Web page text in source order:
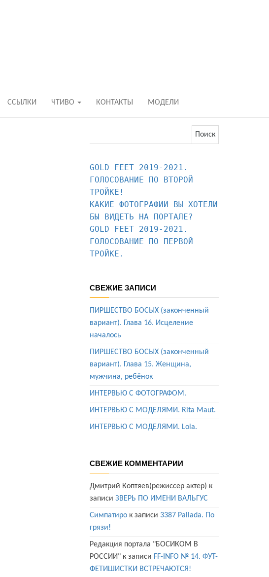
ССЫЛКИ ЧТИВО КОНТАКТЫ МОДЕЛИ
GOLD FEET 2019-2021.
ГОЛОСОВАНИЕ ПО ВТОРОЙ
КАКИЕ ФОТОГРАФИИ ВЫ ХОТЕЛИ
БЫ ВИДЕТЬ НА ПОРТАЛЕ?
GOLD FEET 2019-2021.
ГОЛОСОВАНИЕ ПО ПЕРВОЙ
ТРОЙКЕ.
СВЕЖИЕ ЗАПИСИ
ПИРШЕСТВО БОСЫХ (законченный
вариант). Глава 16. Исцеление
началось
ПИРШЕСТВО БОСЫХ (законченный
вариант). Глава 15. Женщина,
мужчина, ребёнок
ИНТЕРВЬЮ С ФОТОГРАФОМ.
ИНТЕРВЬЮ С МОДЕЛЯМИ. Rita Maut.
ИНТЕРВЬЮ С МОДЕЛЯМИ. Lola.
СВЕЖИЕ КОММЕНТАРИИ
Дмитрий Коптяев(режиссер актер) к
записи ЗВЕРЬ ПО ИМЕНИ ВАЛЬГУС
Симпатирок записи 3387 Pallada. По
грязи!
Редакция портала "БОСИКОМ В
РОССИИ"к записи FF-INFO № 14. ФУТ-
ФЕТИШИСТКИ ВСТРЕЧАЮТСЯ!